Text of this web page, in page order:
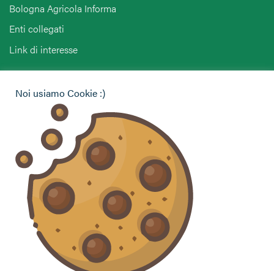
Bologna Agricola Informa
Enti collegati
Link di interesse
Vuoi contattarci per ricevere assistenza, lasciare un
commento o chiedere informazioni?
CONTATTACI
Seguici sui social
Noi usiamo Cookie :)